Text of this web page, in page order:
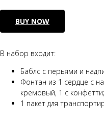
BUY NOW
В набор входит:
Баблс с перьями и
Фонтан из 1 сердце с
кремовый, 1 с конфетти;
1 пакет для